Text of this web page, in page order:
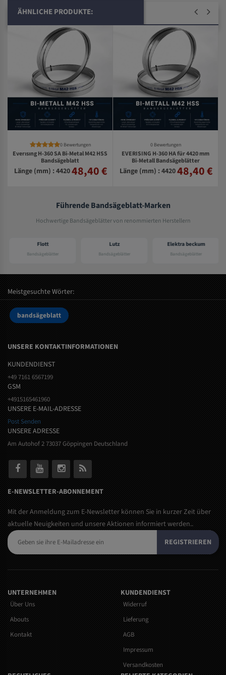
ÄHNLICHE PRODUKTE:
0 Bewertungen
Everısıng H-360 SA Bi-Metal M42 HSS
Bandsägeblatt
Länge (mm) : 442048,40 €
0 Bewertungen
EVERISING H-360 HA für 4420 mm
Bi-Metall Bandsägeblätter
Länge (mm) : 442048,40 €
Führende Bandsägeblatt-Marken
Hochwertige Bandsägeblätter von renommierten Herstellern
Flott
Bandsägeblätter
Lutz
Bandsägeblätter
Elektra beckum
Bandsägeblätter
Meistgesuchte Wörter:
bandsägeblatt
UNSERE KONTAKTINFORMATIONEN
KUNDENDIENST
+49 7161 6567199
GSM
+4915165461960
UNSERE E-MAIL-ADRESSE
Post Senden
UNSERE ADRESSE
Am Autohof 2 73037 Göppingen Deutschland
E-NEWSLETTER-ABONNEMENT
Mit der Anmeldung zum E-Newsletter können Sie in kurzer Zeit über
aktuelle Neuigkeiten und unsere Aktionen informiert werden..
REGISTRIEREN
UNTERNEHMEN
Über Uns
Abouts
Kontakt
KUNDENDIENST
Widerruf
Lieferung
AGB
Impressum
Versandkosten